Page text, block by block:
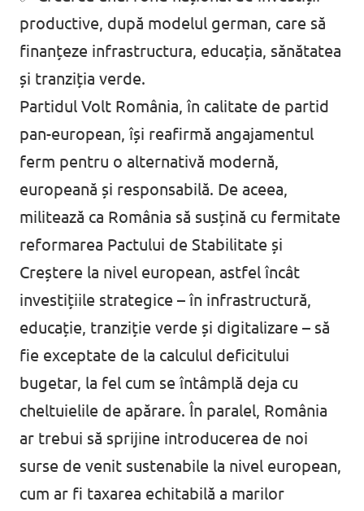
productive, după modelul german, care să
finanțeze infrastructura, educația, sănătatea
și tranziția verde.
Partidul Volt România, în calitate de partid
pan-european, își reafirmă angajamentul
ferm pentru o alternativă modernă,
europeană și responsabilă. De aceea,
militează ca România să susțină cu fermitate
reformarea Pactului de Stabilitate și
Creștere la nivel european, astfel încât
investițiile strategice – în infrastructură,
educație, tranziție verde și digitalizare – să
fie exceptate de la calculul deficitului
bugetar, la fel cum se întâmplă deja cu
cheltuielile de apărare. În paralel, România
ar trebui să sprijine introducerea de noi
surse de venit sustenabile la nivel european,
cum ar fi taxarea echitabilă a marilor